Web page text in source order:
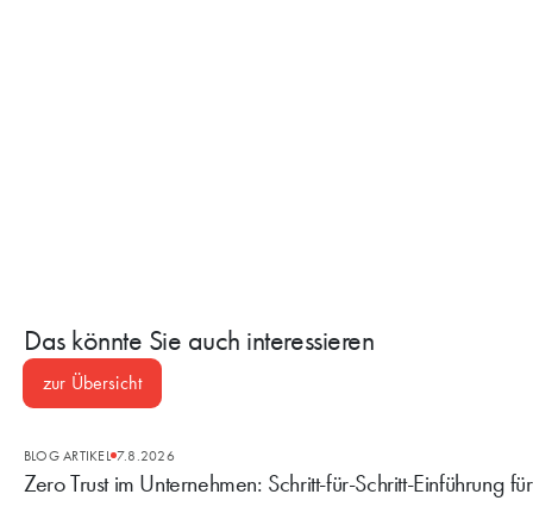
Das könnte Sie auch interessieren
zur Übersicht
BLOG ARTIKEL 7.8.2026
Zero Trust im Unternehmen: Schritt-für-Schritt-Einführung